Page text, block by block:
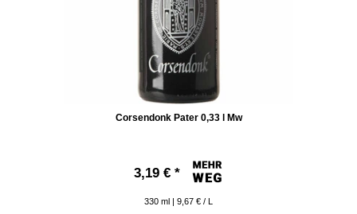
Corsendonk Pater 0,33 l Mw
3,19 € *
330 ml | 9,67 € / L